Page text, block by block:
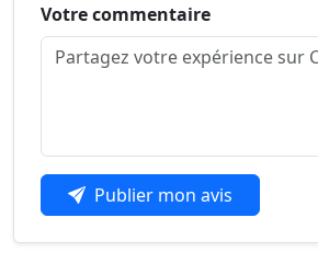
Votre commentaire
Publier mon avis